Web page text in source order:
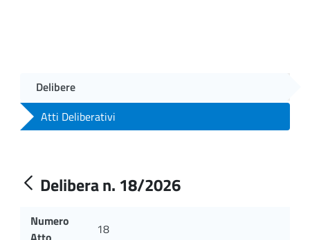
Delibere
Atti Deliberativi
Delibera n. 18/2026
Numero
18